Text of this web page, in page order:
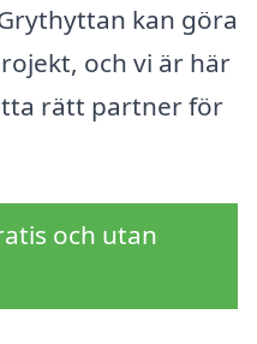
kan göra
och vi är här
rätt partner för
och utan